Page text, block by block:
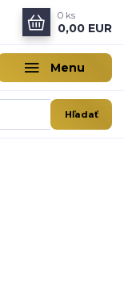
Menu
Hľadať
0 ks
0,00 EUR